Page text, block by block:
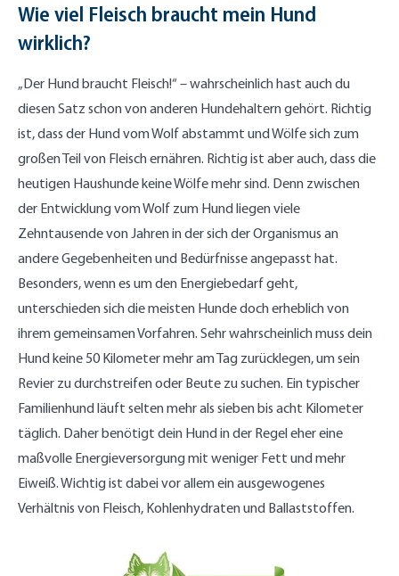
Wie viel Fleisch braucht mein Hund
wirklich?
„Der Hund braucht Fleisch!“ – wahrscheinlich hast auch du
diesen Satz schon von anderen Hundehaltern gehört. Richtig
ist, dass der Hund vom Wolf abstammt und Wölfe sich zum
großen Teil von Fleisch ernähren. Richtig ist aber auch, dass die
heutigen Haushunde keine Wölfe mehr sind. Denn zwischen
der Entwicklung vom Wolf zum Hund liegen viele
Zehntausende von Jahren in der sich der Organismus an
andere Gegebenheiten und Bedürfnisse angepasst hat.
Besonders, wenn es um den Energiebedarf geht,
unterschieden sich die meisten Hunde doch erheblich von
ihrem gemeinsamen Vorfahren. Sehr wahrscheinlich muss dein
Hund keine 50 Kilometer mehr am Tag zurücklegen, um sein
Revier zu durchstreifen oder Beute zu suchen. Ein typischer
Familienhund läuft selten mehr als sieben bis acht Kilometer
täglich. Daher benötigt dein Hund in der Regel eher eine
maßvolle Energieversorgung mit weniger Fett und mehr
Eiweiß. Wichtig ist dabei vor allem ein ausgewogenes
Verhältnis von Fleisch, Kohlenhydraten und Ballaststoffen.